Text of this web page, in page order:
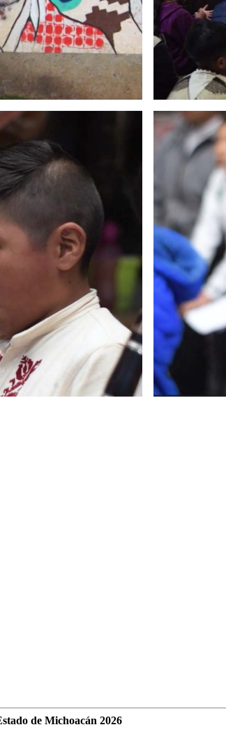
de Michoacán 2026